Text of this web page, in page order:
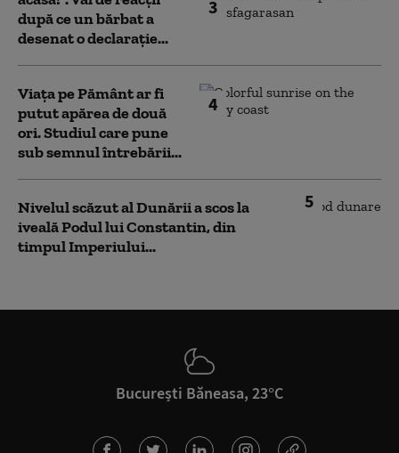
3
după ce un bărbat a
desenat o declarație...
4
Viața pe Pământ ar fi
putut apărea de două
ori. Studiul care pune
sub semnul întrebării...
5
Nivelul scăzut al Dunării a scos la
iveală Podul lui Constantin, din
timpul Imperiului...
București Băneasa, 23°C